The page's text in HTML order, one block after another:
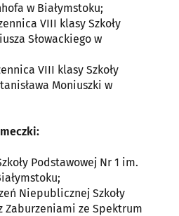
w Białymstoku;
VIII klasy Szkoły
Słowackiego w
VIII klasy Szkoły
Moniuszki w
Podstawowej Nr 1 im.
Niepublicznej Szkoły
Zaburzeniami ze Spektrum